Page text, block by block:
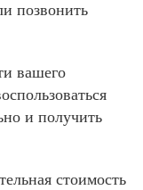
позвонить
вашего
и получить
стоимость